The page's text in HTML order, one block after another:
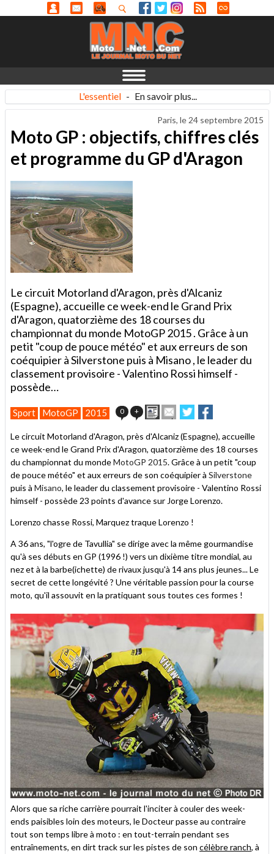
L'essentiel - En savoir plus...
Paris, le 24 septembre 2015
Moto GP : objectifs, chiffres clés
et programme du GP d'Aragon
Le circuit Motorland d'Aragon, près d'Alcaniz
(Espagne), accueille ce week-end le Grand Prix
d'Aragon, quatorzième des 18 courses du
championnat du monde MotoGP 2015 . Grâce à un
petit "coup de pouce météo" et aux erreurs de son
coéquipier à Silverstone puis à Misano , le leader du
classement provisoire - Valentino Rossi himself -
possède…
Sport MotoGP 2015 0 + ImprimerEnvoyer
cet
article
à
un
ami
Partager
sur
Twitter
sur
Facebook
Le circuit Motorland d'Aragon, près d'Alcaniz (Espagne), accueille
ce week-end le Grand Prix d'Aragon, quatorzième des 18 courses
du championnat du mondeMotoGP 2015. Grâce à un petit "coup
de pouce météo" et aux erreurs de son coéquipier à Silverstone
puis à Misano, le leader du classement provisoire - Valentino Rossi
himself - possède 23 points d'avance sur Jorge Lorenzo.
Lorenzo chasse Rossi, Marquez traque Lorenzo !
A 36 ans, "l'ogre de Tavullia" se dirige avec la même gourmandise
qu'à ses débuts en GP (1996 !) vers un dixième titre mondial, au
nez et à la barbe(ichette) de rivaux jusqu'à 14 ans plus jeunes... Le
secret de cette longévité ? Une véritable passion pour la course
moto, qu'il assouvit en la pratiquant sous toutes ces formes !
Alors que sa riche carrière pourrait l'inciter à couler des week-
ends paisibles loin des moteurs, le Docteur passe au contraire
tout son temps libre à moto : en tout-terrain pendant ses
entraînements, en dirt track sur les pistes de son célèbre ranch, à